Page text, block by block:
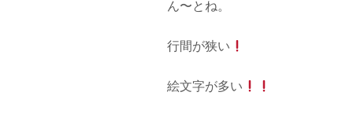
ん〜とね。
行間が狭い
絵文字が多い